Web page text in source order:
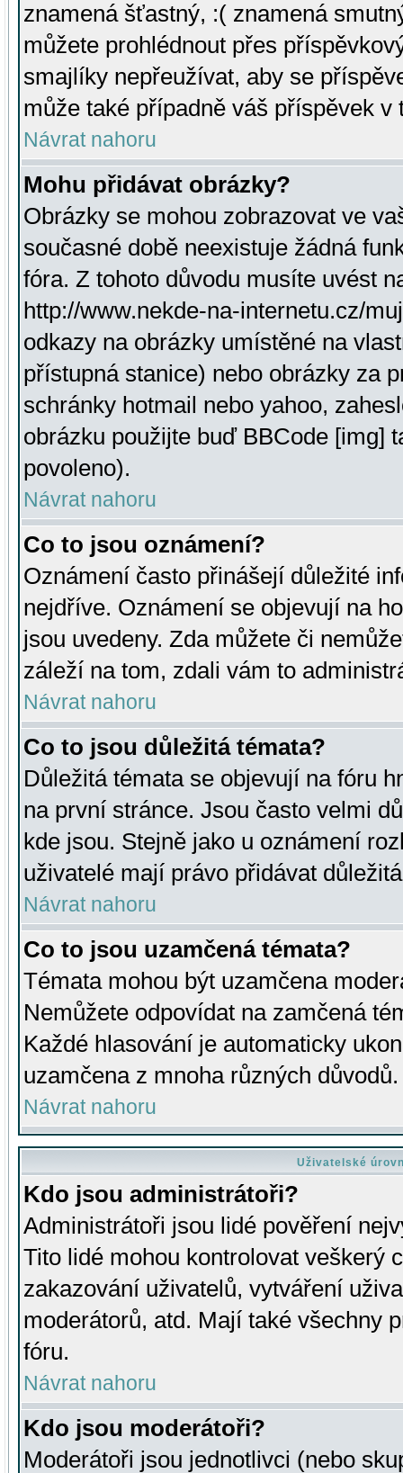
znamená šťastný, :( znamená
můžete prohlédnout přes
smajlíky nepřeužívat, aby se
může také případně váš příspěvek v
Návrat nahoru
Mohu přidávat obrázky?
Obrázky se mohou zobrazovat ve
současné době neexistuje žádná
fóra. Z tohoto důvodu musíte uvést
http://www.nekde-na-internetu.cz/
odkazy na obrázky umístěné na
přístupná stanice) nebo obrázky za
schránky hotmail nebo yahoo,
obrázku použijte buď BBCode [img]
povoleno).
Návrat nahoru
Co to jsou oznámení?
Oznámení často přinášejí důležité
nejdříve. Oznámení se objevují na
jsou uvedeny. Zda můžete či
záleží na tom, zdali vám to
Návrat nahoru
Co to jsou důležitá témata?
Důležitá témata se objevují na fóru
na první stránce. Jsou často velmi
kde jsou. Stejně jako u oznámení
uživatelé mají právo přidávat
Návrat nahoru
Co to jsou uzamčená témata?
Témata mohou být uzamčena
Nemůžete odpovídat na zamčená
Každé hlasování je automaticky
uzamčena z mnoha různých důvodů.
Návrat nahoru
Uživatelské
Kdo jsou administrátoři?
Administrátoři jsou lidé pověření
Tito lidé mohou kontrolovat veškerý
zakazování uživatelů, vytváření
moderátorů, atd. Mají také všechny
fóru.
Návrat nahoru
Kdo jsou moderátoři?
Moderátoři jsou jednotlivci (nebo